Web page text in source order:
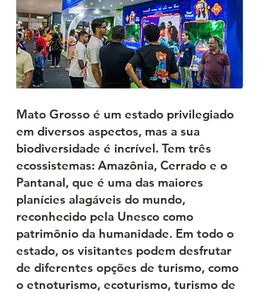
Mato Grosso é um estado privilegiado
em diversos aspectos, mas a sua
biodiversidade é incrível. Tem três
ecossistemas: Amazônia, Cerrado e o
Pantanal, que é uma das maiores
planícies alagáveis do mundo,
reconhecido pela Unesco como
patrimônio da humanidade. Em todo o
estado, os visitantes podem desfrutar
de diferentes opções de turismo, como
o etnoturismo, ecoturismo, turismo de